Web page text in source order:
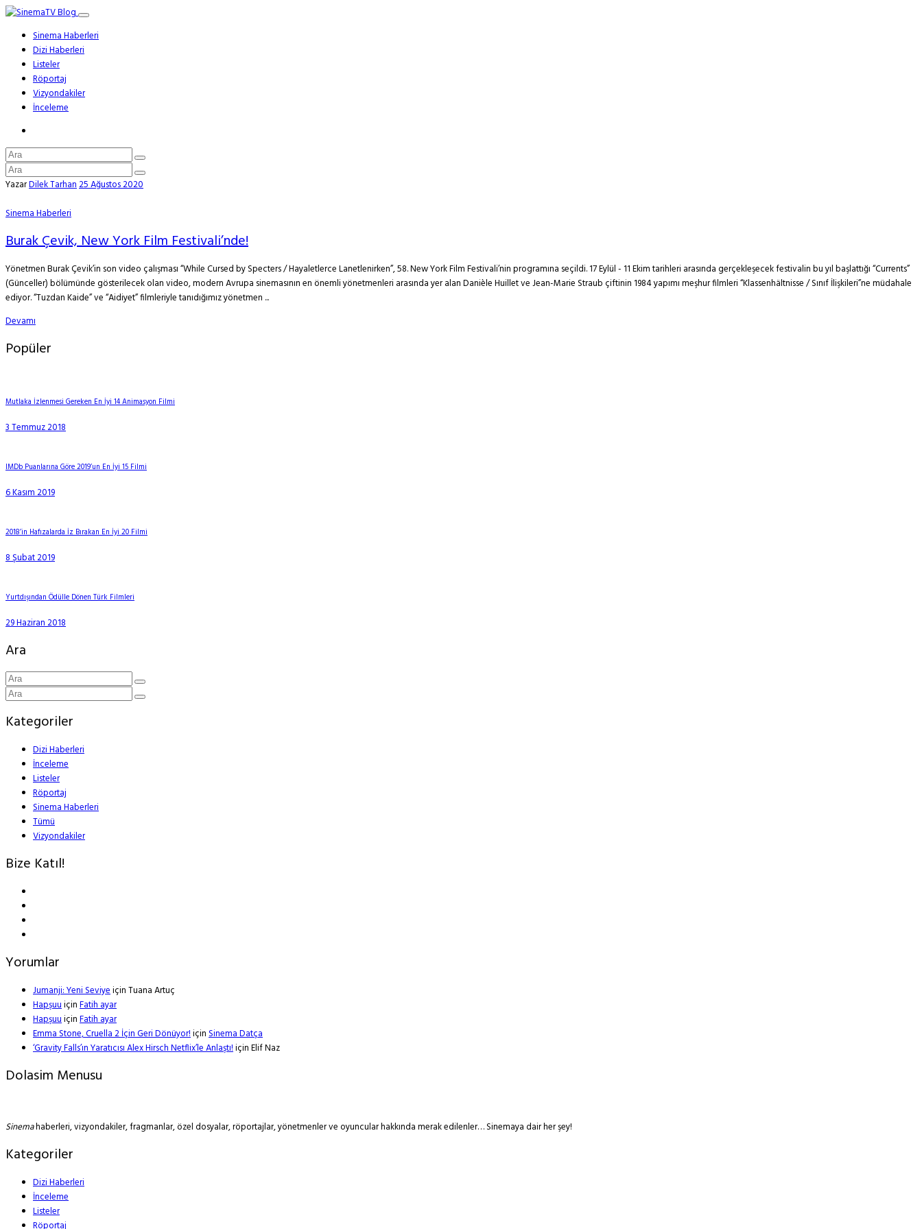
Sinema Haberleri
Dizi Haberleri
Listeler
Röportaj
Vizyondakiler
İnceleme
YazarDilek Tarhan25 Ağustos 2020
Sinema Haberleri
Burak Çevik, New York Film Festivali’nde!
Yönetmen Burak Çevik’in son video çalışması “While Cursed by Specters / Hayaletlerce Lanetlenirken”, 58. New York Film Festivali’nin programına seçildi. 17 Eylül - 11 Ekim tarihleri arasında gerçekleşecek festivalin bu yıl başlattığı “Currents”
(Günceller) bölümünde gösterilecek olan video, modern Avrupa sinemasının en önemli yönetmenleri arasında yer alan Danièle Huillet ve Jean-Marie Straub çiftinin 1984 yapımı meşhur filmleri “Klassenhältnisse / Sınıf İlişkileri”ne müdahale
ediyor. “Tuzdan Kaide” ve “Aidiyet” filmleriyle tanıdığımız yönetmen ...
Devamı
Popüler
Mutlaka İzlenmesi Gereken En İyi 14 Animasyon Filmi
3 Temmuz 2018
IMDb Puanlarına Göre 2019’un En İyi 15 Filmi
6 Kasım 2019
2018’in Hafızalarda İz Bırakan En İyi 20 Filmi
8 Şubat 2019
Yurtdışından Ödülle Dönen Türk Filmleri
29 Haziran 2018
Ara
Kategoriler
Dizi Haberleri
İnceleme
Listeler
Röportaj
Sinema Haberleri
Tümü
Vizyondakiler
Bize Katıl!
Yorumlar
Jumanji: Yeni SeviyeiçinTuana Artuç
HapşuuiçinFatih ayar
HapşuuiçinFatih ayar
Emma Stone, Cruella 2 İçin Geri Dönüyor!içinSinema Datça
‘Gravity Falls’ın Yaratıcısı Alex Hirsch Netflix’le Anlaştı!içinElif Naz
Dolasim Menusu
Sinemahaberleri, vizyondakiler, fragmanlar, özel dosyalar, röportajlar, yönetmenler ve oyuncular hakkında merak edilenler… Sinemaya dair her şey!
Kategoriler
Dizi Haberleri
İnceleme
Listeler
Röportaj